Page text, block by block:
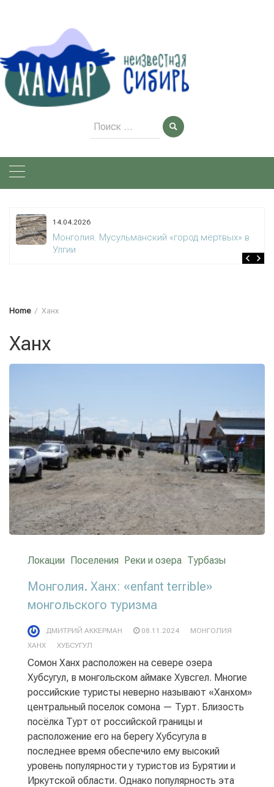
Поиск
для:
14.04.2026
Монголия. Мусульманский «город мёртвых» в
Улгии
Home Ханх
Ханх
Локации Поселения Реки и озера Турбазы
Монголия. Ханх: «enfant terrible»
монгольского туризма
ДМИТРИЙ АККЕРМАН 08.11.2024
МОНГОЛИЯ
ХАНХ
ХУБСУГУЛ
Сомон Ханх расположен на севере озера
Хубсугул, в монгольском аймаке Хувсгел. Многие
российские туристы неверно называют «Ханхом»
центральный поселок сомона — Турт. Близость
посёлка Турт от российской границы и
расположение его на берегу Хубсугула в
последнее время обеспечило ему высокий
уровень популярности у туристов из Бурятии и
Иркутской области. Однако популярность эта